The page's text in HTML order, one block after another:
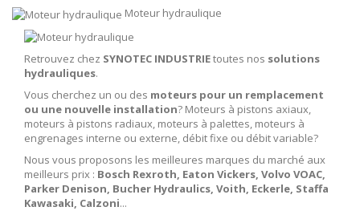
Moteur hydraulique
Retrouvez chez SYNOTEC INDUSTRIEtoutes nos solutions
hydrauliques.
Vous cherchez un ou des moteurs pour un remplacement
ou une nouvelle installation? Moteurs à pistons axiaux,
moteurs à pistons radiaux, moteurs à palettes, moteurs à
engrenages interne ou externe, débit fixe ou débit variable?
Nous vous proposons les meilleures marques du marché aux
meilleurs prix : Bosch Rexroth, Eaton Vickers, Volvo VOAC,
Parker Denison, Bucher Hydraulics, Voith, Eckerle, Staffa
Kawasaki, Calzoni...